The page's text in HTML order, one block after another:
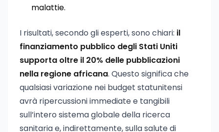
malattie.
I risultati, secondo gli esperti, sono chiari: il
finanziamento pubblico degli Stati Uniti
supporta oltre il 20% delle pubblicazioni
nella regione africana. Questo significa che
qualsiasi variazione nei budget statunitensi
avrà ripercussioni immediate e tangibili
sull’intero sistema globale della ricerca
sanitaria e, indirettamente, sulla salute di